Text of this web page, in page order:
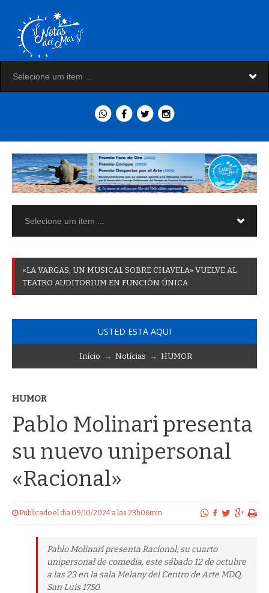
«LA VARGAS UN MUSICAL SOBRE CHAVELA» VUELVE AL
TEATRO AUDITORIUM EN FUNCIÓN ÚNICA
USTED ESTA AQUI
Início → Notícias → HUMOR
HUMOR
Pablo Molinari presenta
su nuevo unipersonal
«Racional»
Publicado el dia 09/10/2024 a las 23h06min
Pablo Molinari presenta Racional, su cuarto
unipersonal de comedia, este sábado 12 de octubre
a las 23 en la sala Melany del Centro de Arte MDQ,
San Luis 1750.